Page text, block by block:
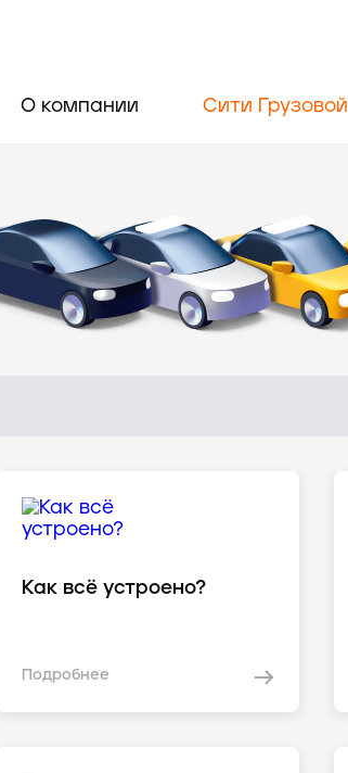
О компании Сити Грузовой
Как всё устроено?
Подробнее